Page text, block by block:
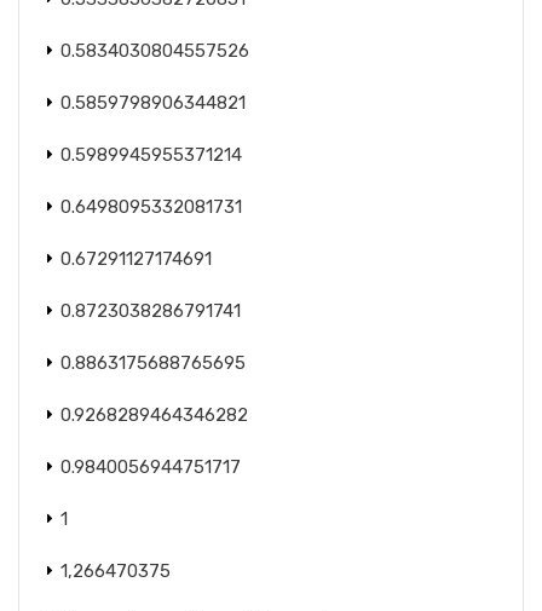
0.5834030804557526
0.5859798906344821
0.5989945955371214
0.6498095332081731
0.67291127174691
0.8723038286791741
0.8863175688765695
0.9268289464346282
0.9840056944751717
1
1,266470375